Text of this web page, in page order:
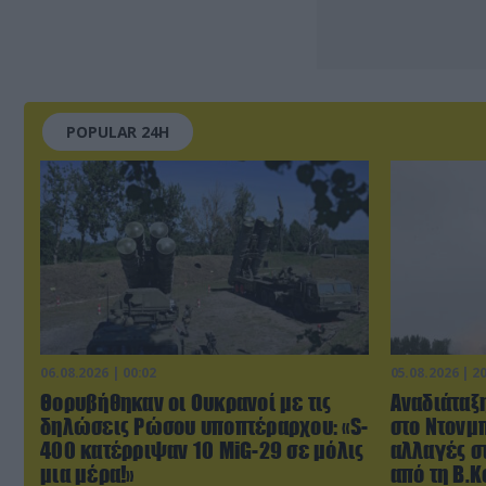
POPULAR 24H
06.08.2026 | 00:02
Θορυβήθηκαν οι Ουκρανοί με τις
δηλώσεις Ρώσου υποπτέραρχου: «S-
400 κατέρριψαν 10 MiG-29 σε μόλις
μια μέρα!»
05.08.2026 |
στο
αλλαγές
από τη